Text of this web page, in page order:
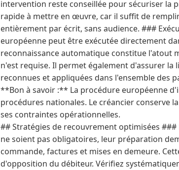
intervention reste conseillée pour sécuriser la
rapide à mettre en œuvre, car il suffit de
entièrement par écrit, sans audience. ###
européenne peut être exécutée directement
reconnaissance automatique constitue l'atout
n'est requise. Il permet également d'assurer
reconnues et appliquées dans l'ensemble des
**Bon à savoir :** La procédure européenne
procédures nationales. Le créancier conserve
ses contraintes opérationnelles.
## Stratégies de recouvrement optimisées
ne soient pas obligatoires, leur préparation
commande, factures et mises en demeure.
d'opposition du débiteur. Vérifiez